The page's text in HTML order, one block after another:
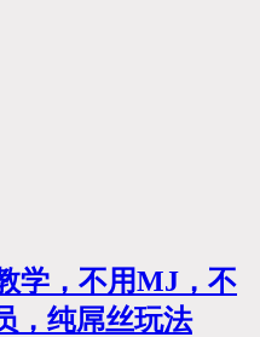
学，不用MJ，不
，纯屌丝玩法